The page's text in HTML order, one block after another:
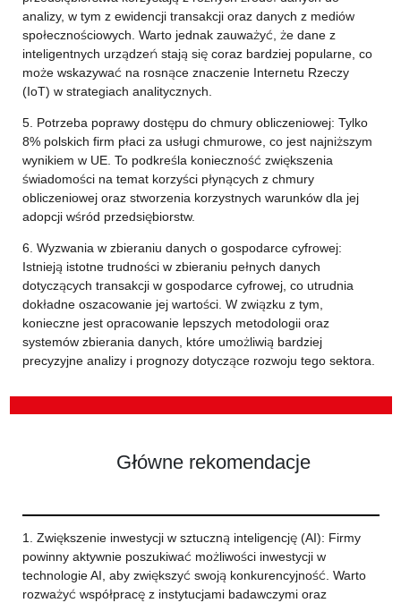
analizy, w tym z ewidencji transakcji oraz danych z mediów
społecznościowych. Warto jednak zauważyć, że dane z
inteligentnych urządzeń stają się coraz bardziej popularne, co
może wskazywać na rosnące znaczenie Internetu Rzeczy
(IoT) w strategiach analitycznych.
5. Potrzeba poprawy dostępu do chmury obliczeniowej: Tylko
8% polskich firm płaci za usługi chmurowe, co jest najniższym
wynikiem w UE. To podkreśla konieczność zwiększenia
świadomości na temat korzyści płynących z chmury
obliczeniowej oraz stworzenia korzystnych warunków dla jej
adopcji wśród przedsiębiorstw.
6. Wyzwania w zbieraniu danych o gospodarce cyfrowej:
Istnieją istotne trudności w zbieraniu pełnych danych
dotyczących transakcji w gospodarce cyfrowej, co utrudnia
dokładne oszacowanie jej wartości. W związku z tym,
konieczne jest opracowanie lepszych metodologii oraz
systemów zbierania danych, które umożliwią bardziej
precyzyjne analizy i prognozy dotyczące rozwoju tego sektora.
Główne rekomendacje
1. Zwiększenie inwestycji w sztuczną inteligencję (AI): Firmy
powinny aktywnie poszukiwać możliwości inwestycji w
technologie AI, aby zwiększyć swoją konkurencyjność. Warto
rozważyć współpracę z instytucjami badawczymi oraz